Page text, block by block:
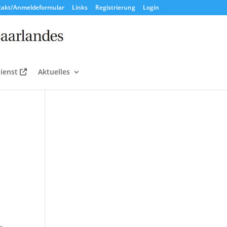
Anmeldeformular Links Registrierung Login
Aktuelles